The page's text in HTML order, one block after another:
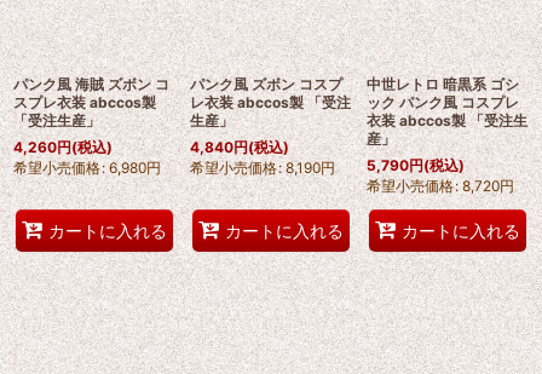
パンク風 海賊 ズボン コ
スプレ衣装 abccos製
「受注生産」
4,260円(税込)
希望小売価格: 6,980円
カートに入れる
パンク風 ズボン コスプ
レ衣装 abccos製 「受注
生産」
4,840円(税込)
希望小売価格: 8,190円
カートに入れる
中世レトロ 暗黒系 ゴシ
ック パンク風 コスプレ
衣装 abccos製 「受注生
産」
5,790円(税込)
希望小売価格: 8,720円
カートに入れる